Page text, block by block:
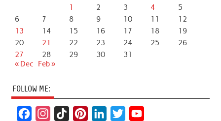
1 2 3 4
5
6
7 8 9 10 11
12
13
14 15 16 17 18
19
20
21 22 23 24 25
26
27
28 29 30
31
« Dec
Feb »
FOLLOW ME: